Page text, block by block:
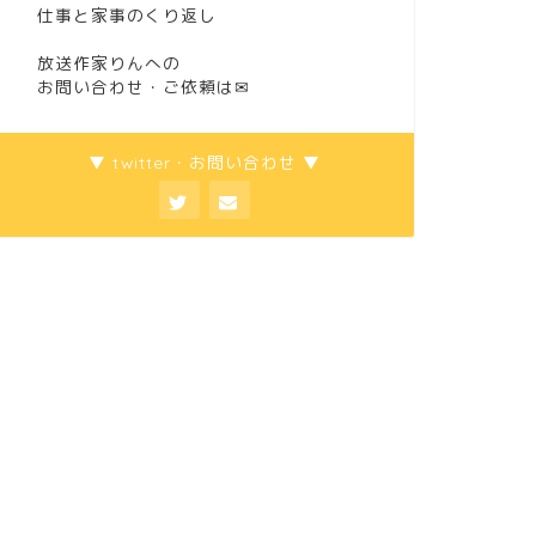
仕事と家事のくり返し
放送作家りんへの
お問い合わせ・ご依頼は ✉
▼ twitter・お問い合わせ ▼